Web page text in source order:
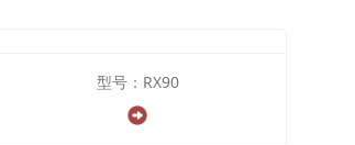
型号：RX90